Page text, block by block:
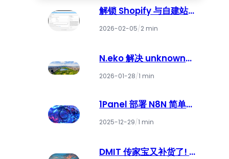
解锁 Shopify 与自建站商
(Agentic Commerce)
2026-02-05/2 min
N.eko 解决 unknown
signal/close 的问题.
2026-01-28/1 min
1Panel 部署 N8N 简单配
2025-12-29/1 min
DMIT 传家宝又补货了! 错